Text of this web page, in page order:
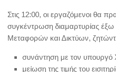
Στις 12:00, οι εργαζόμενοι θα
συγκέντρωση διαμαρτυρίας
Μεταφορών και Δικτύων,
συνάντηση με τον υπουργό
μείωση της τιμής του